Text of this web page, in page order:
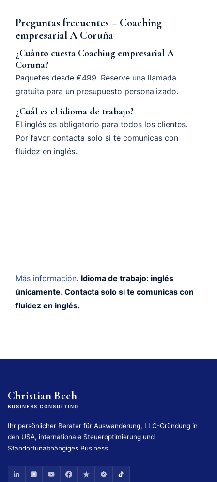
Preguntas frecuentes – Coaching
empresarial A Coruña
¿Cuánto cuesta Coaching empresarial A
Coruña?
Paquetes desde €499. Reserve una llamada
gratuita para un presupuesto personalizado.
¿Cuál es el idioma de trabajo?
El inglés es obligatorio para todos los clientes.
Por favor contacta solo si te comunicas con
fluidez en inglés.
Más información. Idioma de trabajo: inglés
únicamente. Contacta solo si te comunicas con
fluidez en inglés.
Christian Bech
BUSINESS CONSULTING
Ihr persönlicher Berater für Auswanderung, LLC-Gründung in
den USA, internationale Steueroptimierung und
Standortunabhängiges Business.